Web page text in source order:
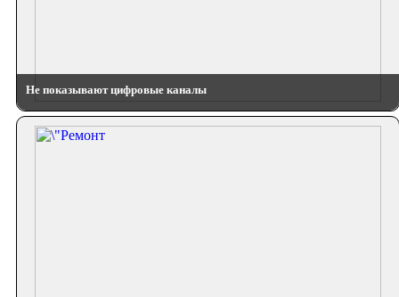
Не показывают цифровые каналы